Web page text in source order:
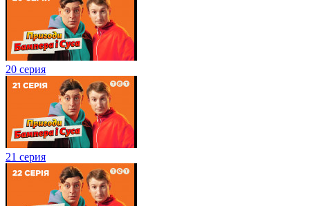
20 серия
21 серия